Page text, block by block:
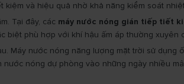
và hiệu quả nhờ khả năng kiểm soát
Tại đây, các máy nước nóng gián tiếp tiết
phù hợp với khí hậu ấm áp thường xuyên
Máy nước nóng năng lượng mặt trời sử
nóng dự phòng vào những ngày nhiều